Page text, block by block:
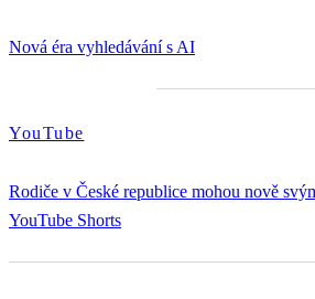
Nová éra vyhledávání s AI
YouTube
Rodiče v České republice mohou nově
YouTube Shorts